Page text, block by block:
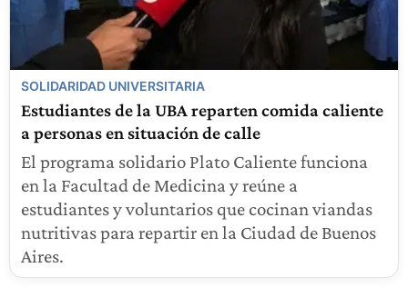
SOLIDARIDAD UNIVERSITARIA
Estudiantes de la UBA reparten comida caliente
a personas en situación de calle
El programa solidario Plato Caliente funciona
en la Facultad de Medicina y reúne a
estudiantes y voluntarios que cocinan viandas
nutritivas para repartir en la Ciudad de Buenos
Aires.